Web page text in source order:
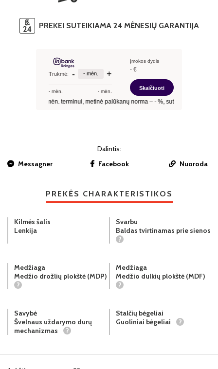
PREKEI SUTEIKIAMA 24 MĖNESIŲ GARANTIJA
Dalintis:
Messagner
Facebook Nuoroda
PREKĖS CHARAKTERISTIKOS
Kilmės šalis
Lenkija
Svarbu
Baldas tvirtinamas prie sienos
?
Medžiaga
Medžio drožlių plokštė (MDP)
?
Medžiaga
Medžio dulkių plokštė (MDF)
?
Savybė
Švelnaus uždarymo durų
mechanizmas
?
Stalčių bėgeliai
Guoliniai bėgeliai
?